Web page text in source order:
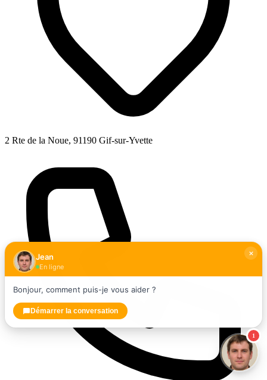
2 Rte de la Noue, 91190 Gif-sur-Yvette
1
Jean
En ligne
Bonjour, comment puis-je vous aider ?
Démarrer la conversation